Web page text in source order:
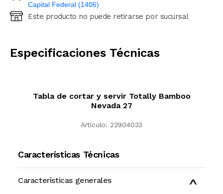
Capital Federal (1406)
Ingresá código postal (sólo números)
Este producto no puede retirarse por sucursal
Especificaciones Técnicas
Tabla de cortar y servir Totally Bamboo
Nevada 27
Artículo: 22904033
Características Técnicas
Características generales